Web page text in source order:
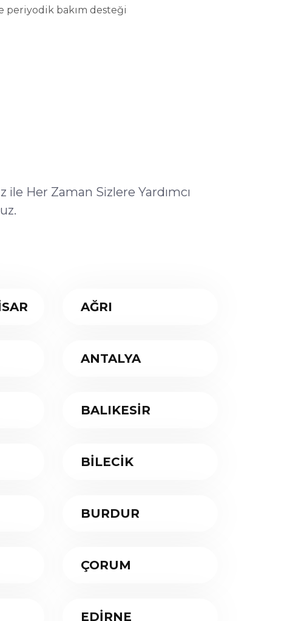
periyodik bakım desteği
Her Zaman Sizlere Yardımcı
AĞRI
ANTALYA
BALIKESİR
BİLECİK
BURDUR
ÇORUM
EDİRNE